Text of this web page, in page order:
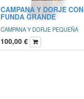
CAMPANA Y DORJE CON
FUNDA GRANDE
CAMPANA Y DORJE PEQUEÑA
100,00€